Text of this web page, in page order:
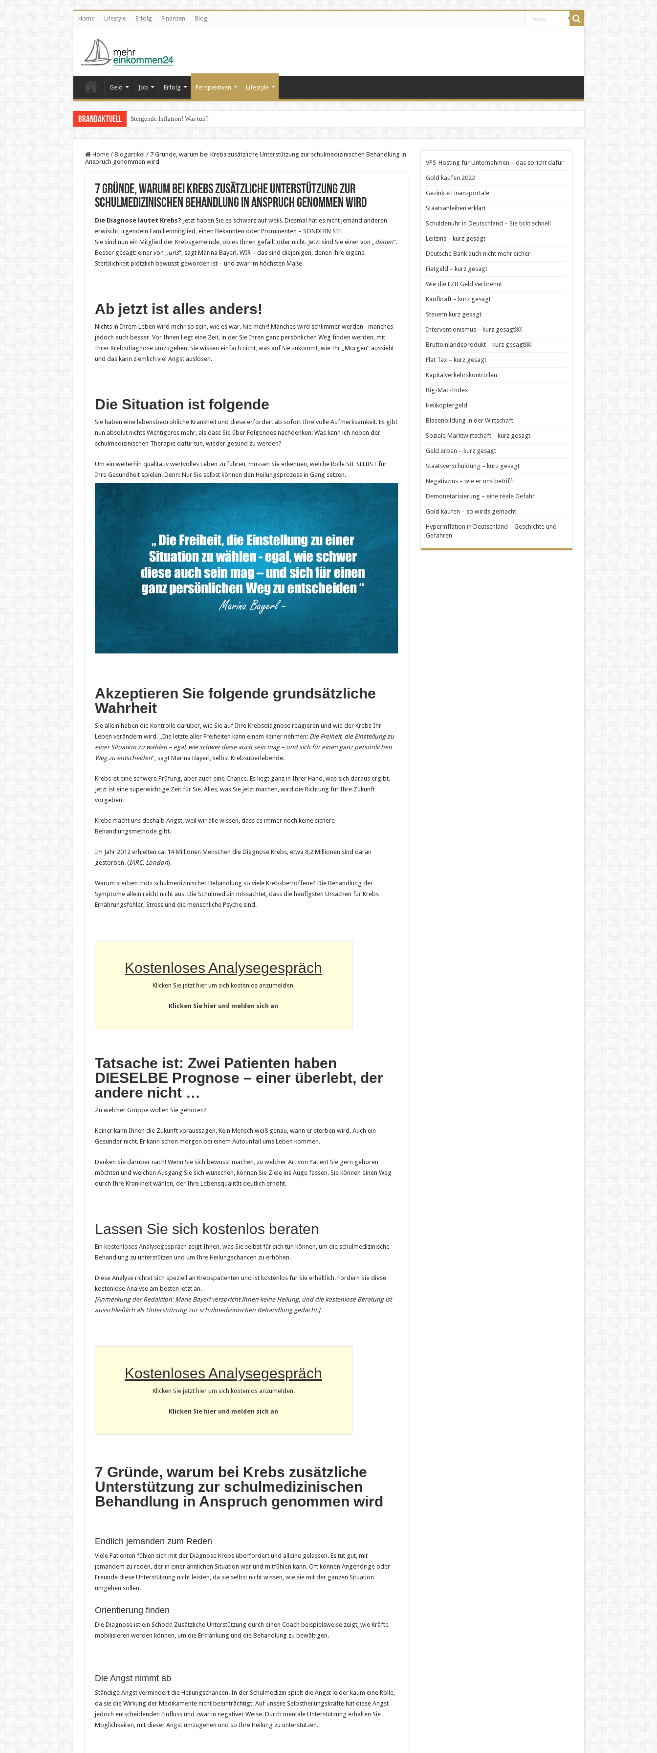
Home Lifestyle Erfolg Finanzen Blog
Geld Job Erfolg Perspektiven Lifestyle
Brandaktuell Steigende Inflation! Was tun?
Home / Blogartikel / 7 Gründe, warum bei Krebs zusätzliche Unterstützung zur schulmedizinischen Behandlung in
Anspruch genommen wird
7 Gründe, warum bei Krebs zusätzliche Unterstützung zur
schulmedizinischen Behandlung in Anspruch genommen wird
Die Diagnose lautet Krebs? Jetzt haben Sie es schwarz auf weiß. Diesmal hat es nicht jemand anderen
erwischt, irgendein Familienmitglied, einen Bekannten oder Prominenten – SONDERN SIE.
Sie sind nun ein Mitglied der Krebsgemeinde, ob es Ihnen gefällt oder nicht. Jetzt sind Sie einer von „denen“.
Besser gesagt: einer von „uns“, sagt Marina Bayerl. WIR – das sind diejenigen, denen ihre eigene
Sterblichkeit plötzlich bewusst geworden ist – und zwar im höchsten Maße.
Ab jetzt ist alles anders!
Nichts in Ihrem Leben wird mehr so sein, wie es war. Nie mehr! Manches wird schlimmer werden –manches
jedoch auch besser. Vor Ihnen liegt eine Zeit, in der Sie Ihren ganz persönlichen Weg finden werden, mit
Ihrer Krebsdiagnose umzugehen. Sie wissen einfach nicht, was auf Sie zukommt, wie Ihr „Morgen“ aussieht
und das kann ziemlich viel Angst auslösen.
Die Situation ist folgende
Sie haben eine lebensbedrohliche Krankheit und diese erfordert ab sofort Ihre volle Aufmerksamkeit. Es gibt
nun absolut nichts Wichtigeres mehr, als dass Sie über Folgendes nachdenken: Was kann ich neben der
schulmedizinischen Therapie dafür tun, wieder gesund zu werden?
Um ein weiterhin qualitativ wertvolles Leben zu führen, müssen Sie erkennen, welche Rolle SIE SELBST für
Ihre Gesundheit spielen. Denn: Nur Sie selbst können den Heilungsprozess in Gang setzen.
Akzeptieren Sie folgende grundsätzliche
Wahrheit
Sie allein haben die Kontrolle darüber, wie Sie auf Ihre Krebsdiagnose reagieren und wie der Krebs Ihr
Leben verändern wird. „Die letzte aller Freiheiten kann einem keiner nehmen: Die Freiheit, die Einstellung zu
einer Situation zu wählen – egal, wie schwer diese auch sein mag – und sich für einen ganz persönlichen
Weg zu entscheiden“, sagt Marina Bayerl, selbst Krebsüberlebende.
Krebs ist eine schwere Prüfung, aber auch eine Chance. Es liegt ganz in Ihrer Hand, was sich daraus ergibt.
Jetzt ist eine superwichtige Zeit für Sie. Alles, was Sie jetzt machen, wird die Richtung für Ihre Zukunft
vorgeben.
Krebs macht uns deshalb Angst, weil wir alle wissen, dass es immer noch keine sichere
Behandlungsmethode gibt.
Im Jahr 2012 erhielten ca. 14 Millionen Menschen die Diagnose Krebs, etwa 8,2 Millionen sind daran
gestorben. (IARC, London).
Warum sterben trotz schulmedizinischer Behandlung so viele Krebsbetroffene? Die Behandlung der
Symptome allein reicht nicht aus. Die Schulmedizin missachtet, dass die häufigsten Ursachen für Krebs
Ernährungsfehler, Stress und die menschliche Psyche sind.
Kostenloses Analysegespräch
Klicken Sie jetzt hier um sich kostenlos anzumelden.
Klicken Sie hier und melden sich an
Tatsache ist: Zwei Patienten haben
DIESELBE Prognose – einer überlebt, der
andere nicht …
Zu welcher Gruppe wollen Sie gehören?
Keiner kann Ihnen die Zukunft voraussagen. Kein Mensch weiß genau, wann er sterben wird. Auch ein
Gesunder nicht. Er kann schon morgen bei einem Autounfall ums Leben kommen.
Denken Sie darüber nach! Wenn Sie sich bewusst machen, zu welcher Art von Patient Sie gern gehören
möchten und welchen Ausgang Sie sich wünschen, können Sie Ziele ins Auge fassen. Sie können einen Weg
durch Ihre Krankheit wählen, der Ihre Lebensqualität deutlich erhöht.
Lassen Sie sich kostenlos beraten
Ein kostenloses Analysegespräch zeigt Ihnen, was Sie selbst für sich tun können, um die schulmedizinische
Behandlung zu unterstützen und um Ihre Heilungschancen zu erhöhen.
Diese Analyse richtet sich speziell an Krebspatienten und ist kostenlos für Sie erhältlich. Fordern Sie diese
kostenlose Analyse am besten jetzt an.
[Anmerkung der Redaktion: Marie Bayerl verspricht Ihnen keine Heilung, und die kostenlose Beratung ist
ausschließlich als Unterstützung zur schulmedizinischen Behandlung gedacht.]
Kostenloses Analysegespräch
Klicken Sie jetzt hier um sich kostenlos anzumelden.
Klicken Sie hier und melden sich an
7 Gründe, warum bei Krebs zusätzliche
Unterstützung zur schulmedizinischen
Behandlung in Anspruch genommen wird
Endlich jemanden zum Reden
Viele Patienten fühlen sich mit der Diagnose Krebs überfordert und alleine gelassen. Es tut gut, mit
jemandem zu reden, der in einer ähnlichen Situation war und mitfühlen kann. Oft können Angehörige oder
Freunde diese Unterstützung nicht leisten, da sie selbst nicht wissen, wie sie mit der ganzen Situation
umgehen sollen.
Orientierung finden
Die Diagnose ist ein Schock! Zusätzliche Unterstützung durch einen Coach beispielsweise zeigt, wie Kräfte
mobilisieren werden können, um die Erkrankung und die Behandlung zu bewältigen.
Die Angst nimmt ab
Ständige Angst vermindert die Heilungschancen. In der Schulmedizin spielt die Angst leider kaum eine Rolle,
da sie die Wirkung der Medikamente nicht beeinträchtigt. Auf unsere Selbstheilungskräfte hat diese Angst
jedoch entscheidenden Einfluss und zwar in negativer Weise. Durch mentale Unterstützung erhalten Sie
Möglichkeiten, mit dieser Angst umzugehen und so Ihre Heilung zu unterstützen.
VPS-Hosting für Unternehmen – das spricht dafür
Gold kaufen 2022
Gezinkte Finanzportale
Staatsanleihen erklärt
Schuldenuhr in Deutschland – Sie tickt schnell
Leitzins – kurz gesagt
Deutsche Bank auch nicht mehr sicher
Fiatgeld – kurz gesagt
Wie die EZB Geld verbrennt
Kaufkraft – kurz gesagt
Steuern kurz gesagt
Interventionismus – kurz gesagt￼
Bruttoinlandsprodukt – kurz gesagt￼
Flat Tax – kurz gesagt
Kapitalverkehrskontrollen
Big-Mac-Index
Helikoptergeld
Blasenbildung in der Wirtschaft
Soziale Marktwirtschaft – kurz gesagt
Geld erben – kurz gesagt
Staatsverschuldung – kurz gesagt
Negativzins – wie er uns betrifft
Demonetarisierung – eine reale Gefahr
Gold kaufen – so wirds gemacht
Hyperinflation in Deutschland – Geschichte und
Gefahren